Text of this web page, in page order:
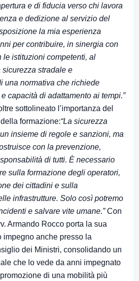
e di fiducia verso chi lavora
e dedizione al servizio del
la mia esperienza
per contribuire, in sinergia con
le istituzioni competenti, al
stradale e
una normativa che richiede
capacità di adattamento ai tempi.”
sottolineato l’importanza del
formazione:“La sicurezza
insieme di regole e sanzioni, ma
con la prevenzione,
di tutti. È necessario
sulla formazione degli operatori,
dei cittadini e sulla
infrastrutture. Solo così potremo
e salvare vite umane.”Con
Armando Rocco porta la sua
impegno anche presso la
dei Ministri, consolidando un
che lo vede da anni impegnato
di una mobilità più